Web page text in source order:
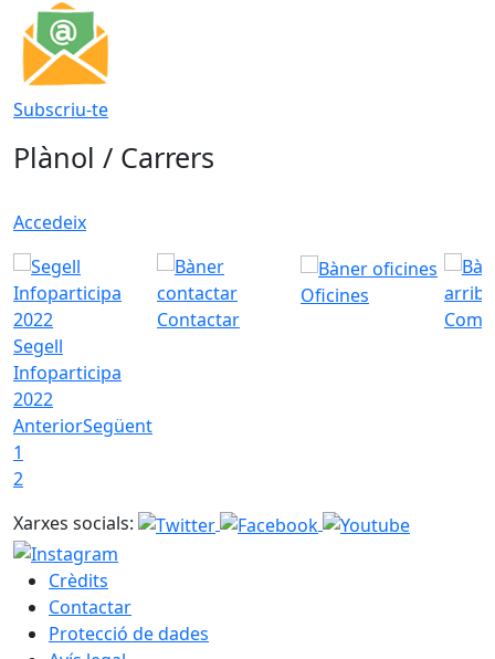
Subscriu-te
Plànol / Carrers
Accedeix
Segell
Infoparticipa
2022
Contactar
Oficines
Com
AnteriorSegüent
1
2
Xarxes socials:
Crèdits
Contactar
Protecció de dades